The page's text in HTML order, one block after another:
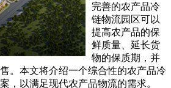
完善的农产品冷
链物流园区可以
提高农产品的保
鲜质量、延长货
物的保质期，并
。本文将介绍一个综合性的农产品冷
，以满足现代农产品物流的需求。